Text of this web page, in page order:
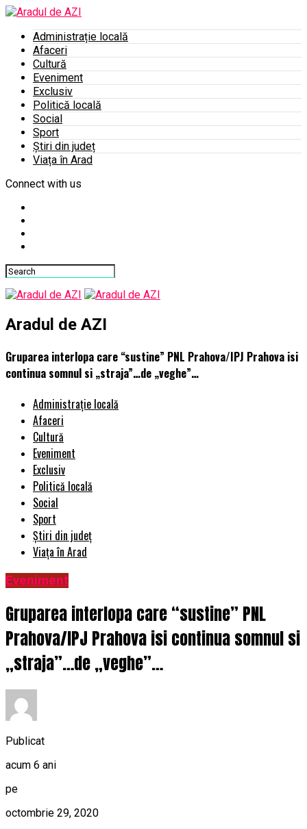
Administrație locală
Afaceri
Cultură
Eveniment
Exclusiv
Politică locală
Social
Sport
Știri din județ
Viața în Arad
Connect with us
Aradul de AZI
Gruparea interlopa care “sustine” PNL Prahova/IPJ Prahova isi
continua somnul si „straja”…de „veghe”…
Administrație locală
Afaceri
Cultură
Eveniment
Exclusiv
Politică locală
Social
Sport
Știri din județ
Viața în Arad
Eveniment
Gruparea interlopa care “sustine” PNL
Prahova/IPJ Prahova isi continua somnul si
„straja”…de „veghe”…
Publicat
acum 6 ani
pe
octombrie 29, 2020